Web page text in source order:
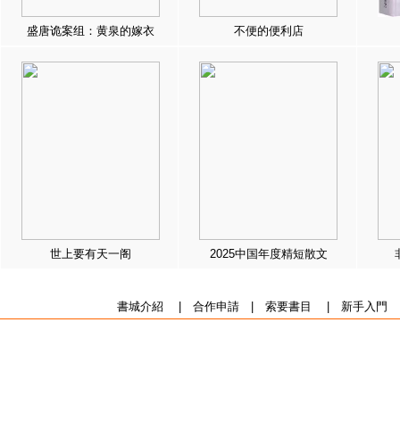
盛唐诡案组：黄泉的嫁衣 不便的便利店
世上要有天一阁 2025中国年度精短散文
書城介紹 合作申請| 索要書目 新手入門